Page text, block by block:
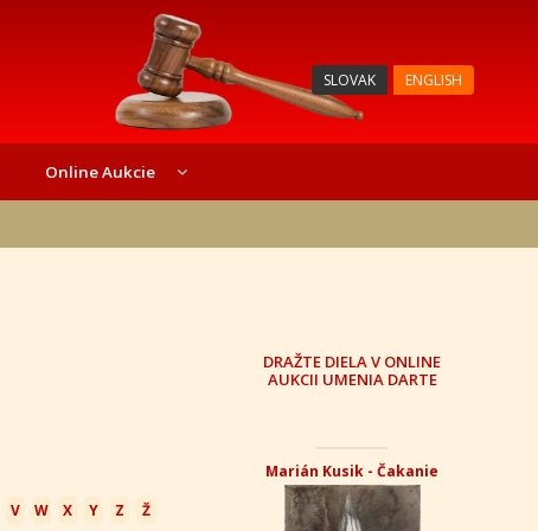
SLOVAK ENGLISH
Online Aukcie
V W X Y Z Ž
DRAŽTE DIELA V ONLINE
AUKCII UMENIA DARTE
Marián Kusik - Čakanie